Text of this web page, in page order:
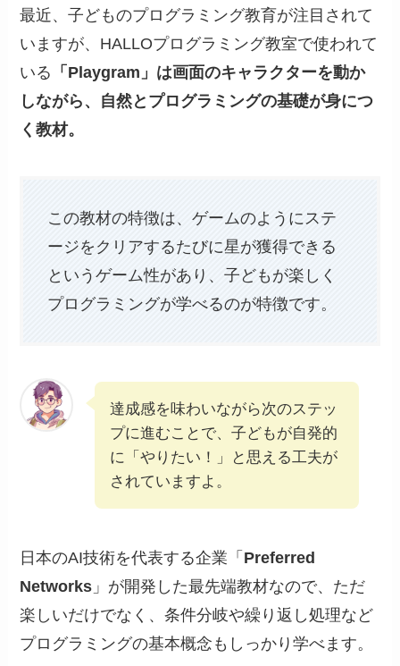
最近、子どものプログラミング教育が注目されて
いますが、HALLOプログラミング教室で使われて
いる 「Playgram」は画面のキャラクターを動か
しながら、自然とプログラミングの基礎が身につ
く教材。
この教材の特徴は、ゲームのようにステ
ージをクリアするたびに星が獲得できる
というゲーム性があり、子どもが楽しく
プログラミングが学べるのが特徴です。
達成感を味わいながら次のステッ
プに進むことで、子どもが自発的
に「やりたい！」と思える工夫が
されていますよ。
日本のAI技術を代表する企業「 Preferred
Networks 」が開発した最先端教材なので、ただ
楽しいだけでなく、条件分岐や繰り返し処理など
プログラミングの基本概念もしっかり学べます。